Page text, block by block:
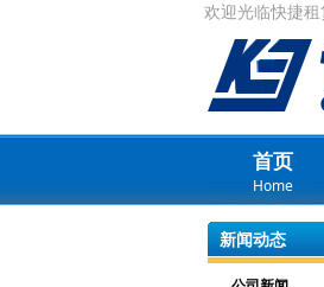
欢迎光临快捷
首页
Home
新闻动态